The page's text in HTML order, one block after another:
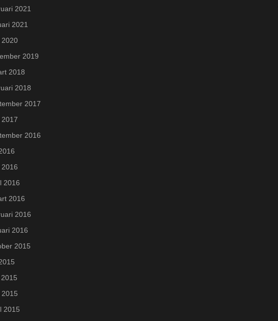
2021
2021
2020
2019
2018
2018
2017
2017
2016
2016
2016
2016
2016
2016
2015
2015
2015